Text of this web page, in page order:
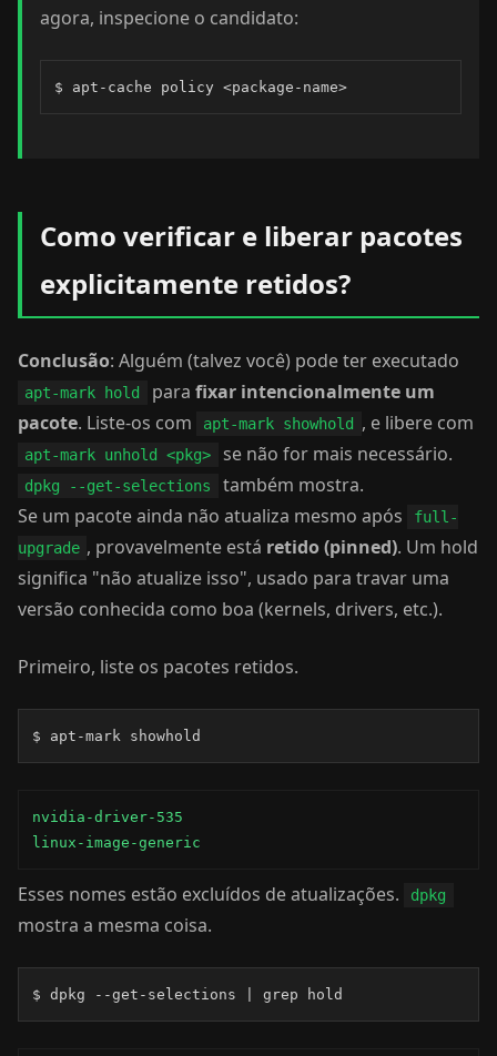
agora, inspecione o candidato:
$ apt-cache policy <package-name>
Como verificar e liberar pacotes
explicitamente retidos?
Conclusão: Alguém (talvez você) pode ter executado
apt-mark hold para fixar intencionalmente um
pacote. Liste-os com apt-mark showhold , e libere com
apt-mark unhold <pkg> se não for mais necessário.
dpkg --get-selections
também mostra.
Se um pacote ainda não atualiza mesmo após
full-
upgrade , provavelmente está retido (pinned). Um hold
significa "não atualize isso", usado para travar uma
versão conhecida como boa (kernels, drivers, etc.).
Primeiro, liste os pacotes retidos.
$ apt-mark showhold
nvidia-driver-535
linux-image-generic
Esses nomes estão excluídos de atualizações. dpkg
mostra a mesma coisa.
$ dpkg --get-selections | grep hold